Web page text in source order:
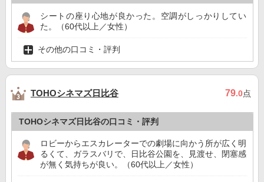
シートの座り心地が良かった。空調がしっかりしてい
た。（60代以上／女性）
その他の口コミ・評判
TOHOシネマズ日比谷 79.0点
TOHOシネマズ日比谷の口コミ・評判
ロビーからエスカレーターでの劇場に向かう所が広く明
るくて、ガラスバリで、日比谷公園を、見渡せ、閉塞感
が無く気持ちが良い。（60代以上／女性）